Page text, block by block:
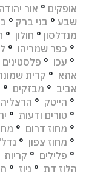
אופקים ° אור יהודה
שבע ° בני ברק °
מנדלסון ° חולון °
° כפר שמריהו °
° עכו ° פלסטינים
אתא ° קרית
אביב ° מבזקים °
° הייטק ° הרצליה
° טורים ודעות °
° מחוז דרום °
° מחוז צפון °
° פלילים ° קריות
הלוז דת ° ניוז °